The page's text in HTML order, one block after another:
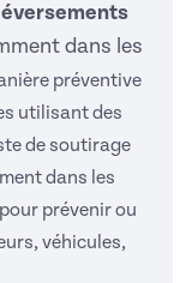
dans les
préventive
utilisant des
de soutirage
dans les
prévenir ou
véhicules,